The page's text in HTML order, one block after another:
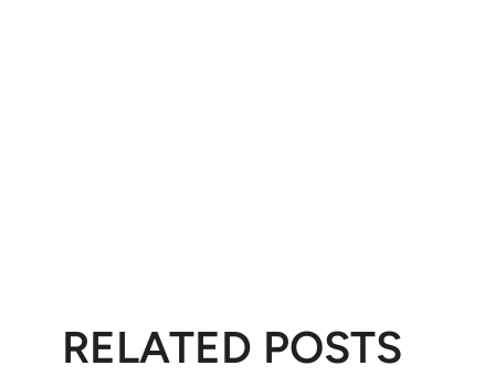
RELATED POSTS